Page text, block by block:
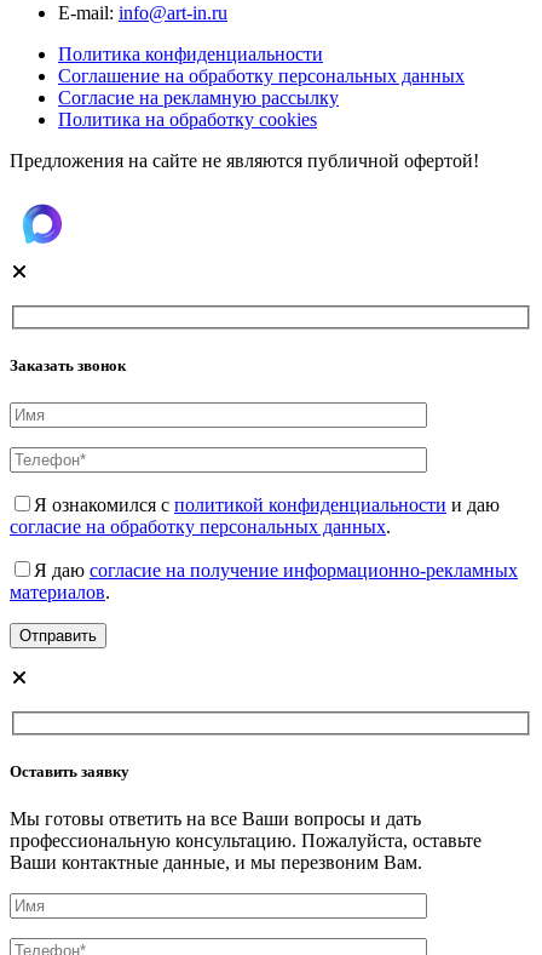
Е-mail: info@art-in.ru
Политика конфиденциальности
Соглашение на обработку персональных данных
Согласие на рекламную рассылку
Политика на обработку cookies
Предложения на сайте не являются публичной офертой!
Заказать звонок
Я ознакомился с политикой конфиденциальности и даю
согласие на обработку персональных данных.
Я даю согласие на получение информационно-рекламных
материалов.
Оставить заявку
Мы готовы ответить на все Ваши вопросы и дать
профессиональную консультацию. Пожалуйста, оставьте
Ваши контактные данные, и мы перезвоним Вам.